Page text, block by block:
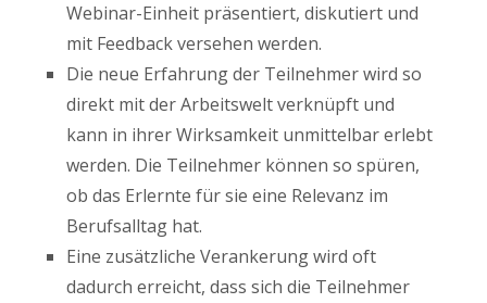
Webinar-Einheit präsentiert, diskutiert und
mit Feedback versehen werden.
Die neue Erfahrung der Teilnehmer wird so
direkt mit der Arbeitswelt verknüpft und
kann in ihrer Wirksamkeit unmittelbar erlebt
werden. Die Teilnehmer können so spüren,
ob das Erlernte für sie eine Relevanz im
Berufsalltag hat.
Eine zusätzliche Verankerung wird oft
dadurch erreicht, dass sich die Teilnehmer